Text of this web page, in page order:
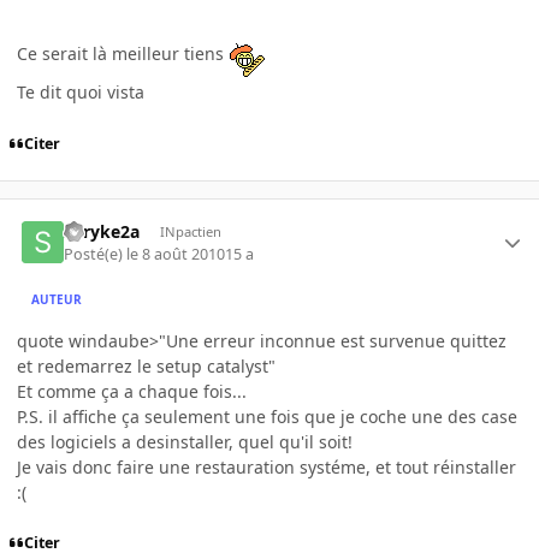
Ce serait là meilleur tiens
Te dit quoi vista
Citer
shryke2a INpactien
Posté(e) le 8 août 201015 a
AUTEUR
quote windaube>"Une erreur inconnue est survenue quittez
et redemarrez le setup catalyst"
Et comme ça a chaque fois...
P.S. il affiche ça seulement une fois que je coche une des case
des logiciels a desinstaller, quel qu'il soit!
Je vais donc faire une restauration systéme, et tout réinstaller
:(
Citer